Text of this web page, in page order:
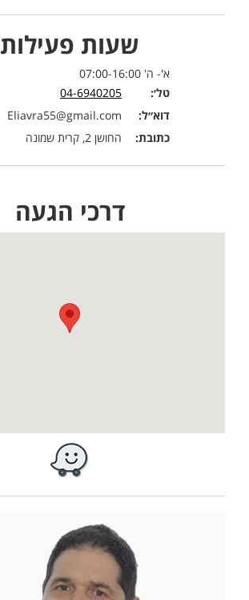
שעות פעילות
א'- ה' 07:00-16:00
טל׳:
04-6940205
דוא״ל:
Eliavra55@gmail.com
כתובת:
החושן 2, קרית שמונה
דרכי הגעה